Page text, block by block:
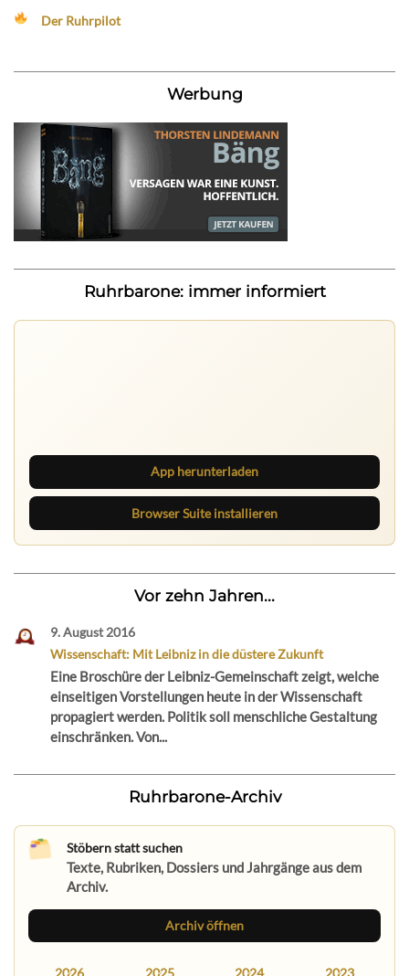
Der Ruhrpilot
Werbung
Ruhrbarone: immer informiert
App herunterladen
Browser Suite installieren
Vor zehn Jahren...
9. August 2016
Wissenschaft: Mit Leibniz in die düstere Zukunft
Eine Broschüre der Leibniz-Gemeinschaft zeigt, welche
einseitigen Vorstellungen heute in der Wissenschaft
propagiert werden. Politik soll menschliche Gestaltung
einschränken. Von...
Ruhrbarone-Archiv
Stöbern statt suchen
Texte, Rubriken, Dossiers und Jahrgänge aus dem
Archiv.
Archiv öffnen